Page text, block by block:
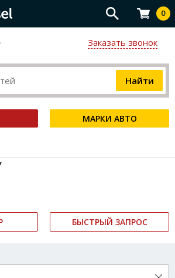
0
Заказать звонок
МАРКИ АВТО
БЫСТРЫЙ ЗАПРОС